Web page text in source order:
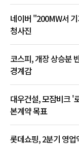
네이버 "200MW서
청사진
코스피, 개장 상승분
경계감
대우건설, 모잠비크 '
본계약 목표
롯데쇼핑, 2분기 영